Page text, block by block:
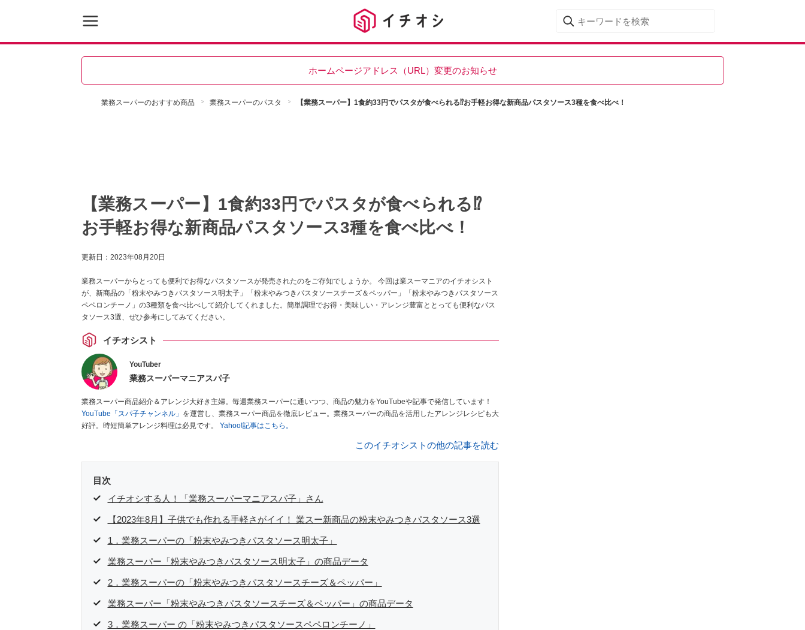
ホームページアドレス（URL）変更のお知らせ
業務スーパーのおすすめ商品 業務スーパーのパスタ 【業務スーパー】1食約33円でパスタが食べられる⁉お手軽お得な新商品パスタソース3種を食べ比べ！
【業務スーパー】1食約33円でパスタが食べられる⁉
お手軽お得な新商品パスタソース3種を食べ比べ！
更新日： 2023年08月20日
業務スーパーからとっても便利でお得なパスタソースが発売されたのをご存知でしょうか。 今回は業スーマニアのイチオシスト
が、新商品の「粉末やみつきパスタソース明太子」「粉末やみつきパスタソースチーズ＆ペッパー」「粉末やみつきパスタソース
ペペロンチーノ」の3種類を食べ比べして紹介してくれました。簡単調理でお得・美味しい・アレンジ豊富ととっても便利なパス
タソース3選、ぜひ参考にしてみてください。
イチオシスト
YouTuber
業務スーパーマニアスパ子
業務スーパー商品紹介＆アレンジ大好き主婦。毎週業務スーパーに通いつつ、商品の魅力をYouTubeや記事で発信しています！
YouTube「スパ子チャンネル」 を運営し、業務スーパー商品を徹底レビュー。業務スーパーの商品を活用したアレンジレシピも大
好評。時短簡単アレンジ料理は必見です。 Yahoo!記事はこちら。
このイチオシストの他の記事を読む
目次
イチオシする人！「業務スーパーマニアスパ子」さん
【2023年8月】子供でも作れる手軽さがイイ！ 業スー新商品の粉末やみつきパスタソース3選
1．業務スーパーの「粉末やみつきパスタソース明太子」
業務スーパー「粉末やみつきパスタソース明太子」の商品データ
2．業務スーパーの「粉末やみつきパスタソースチーズ＆ペッパー」
業務スーパー「粉末やみつきパスタソースチーズ＆ペッパー」の商品データ
3．業務スーパー の「粉末やみつきパスタソースペペロンチーノ」